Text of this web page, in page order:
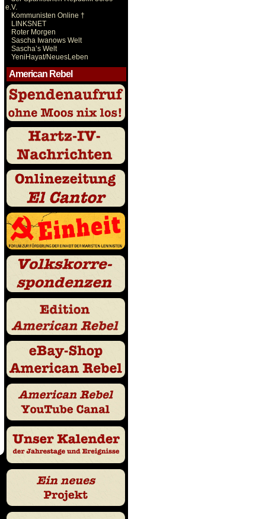
e.V.
Kommunisten Online †
LINKSNET
Roter Morgen
Sascha Iwanows Welt
Sascha’s Welt
YeniHayat/NeuesLeben
American Rebel